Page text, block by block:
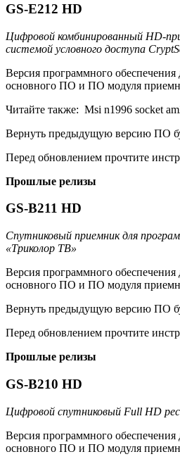
GS-E212 HD
Цифровой комбинированный HD-
системой условного доступа
Версия программного
основного ПО и ПО модуля
Читайте также: Msi n1996 socket
Вернуть предыдущую версию ПО
Перед обновлением прочтите
Прошлые релизы
GS-B211 HD
Спутниковый приемник для
«Триколор ТВ»
Версия программного
основного ПО и ПО модуля
Вернуть предыдущую версию ПО
Перед обновлением прочтите
Прошлые релизы
GS-B210 HD
Цифровой спутниковый Full HD
Версия программного
основного ПО и ПО модуля